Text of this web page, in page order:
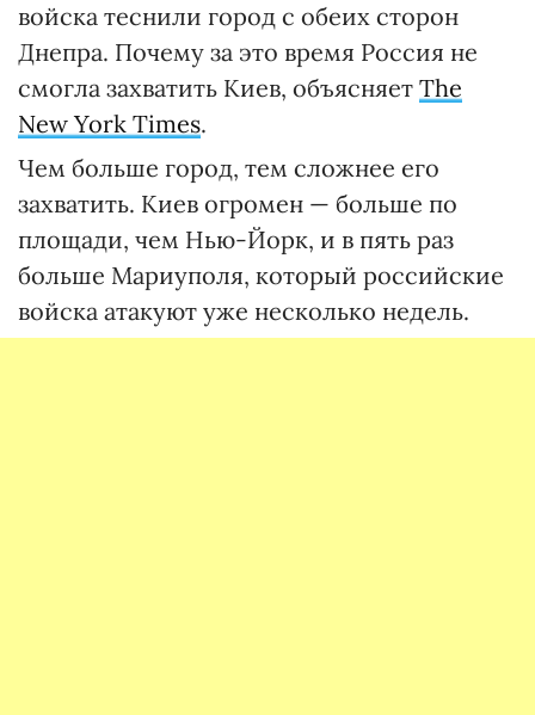
войска теснили город с обеих сторон
Днепра. Почему за это время Россия не
смогла захватить Киев, объясняет The
New York Times.
Чем больше город, тем сложнее его
захватить. Киев огромен — больше по
площади, чем Нью-Йорк, и в пять раз
больше Мариуполя, который российские
войска атакуют уже несколько недель.